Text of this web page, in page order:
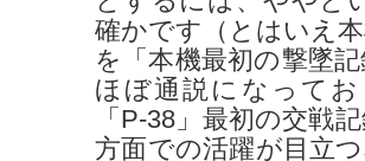
確かです（とはいえ
を「本機最初の撃墜
ほぼ通説になって
「P-38」最初の交戦
方面での活躍が目立